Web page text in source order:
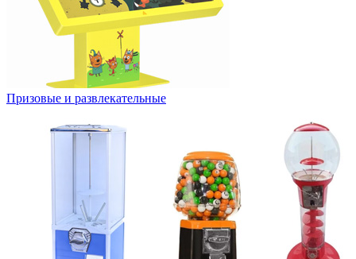
Призовые и развлекательные